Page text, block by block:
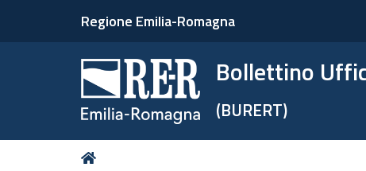
Regione Emilia-Romagna
Bollettino
(BURERT)
Tu